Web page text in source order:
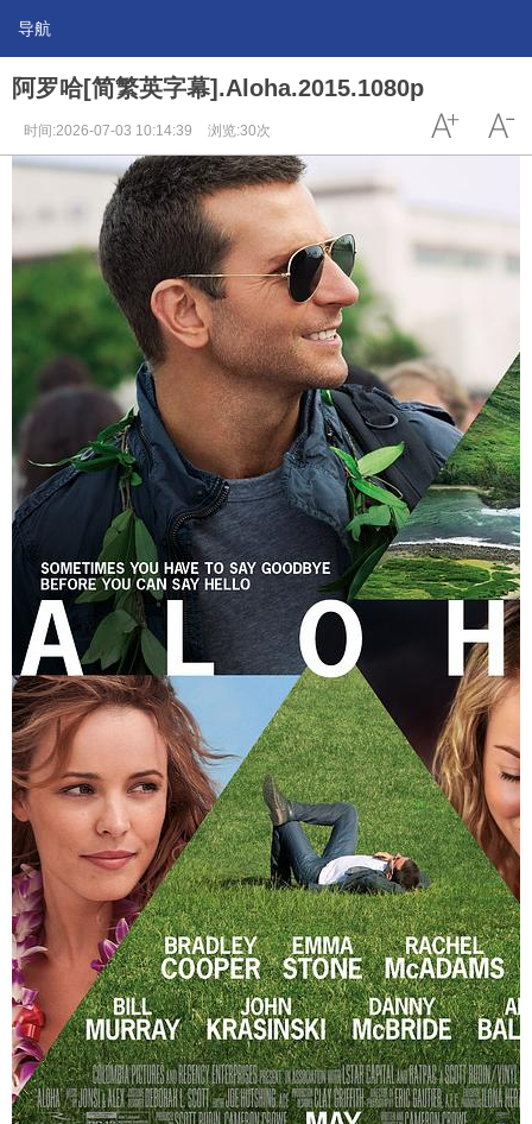
导航
阿罗哈[简繁英字幕].Aloha.2015.1080p
时间:2026-07-03 10:14:39 浏览:30次